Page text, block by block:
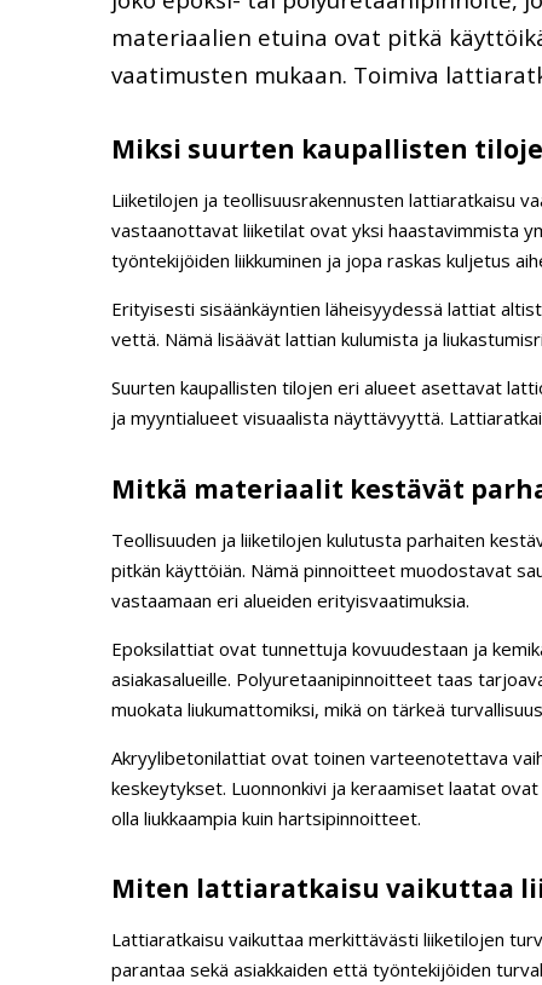
materiaalien etuina ovat pitkä
vaatimusten mukaan. Toimiva
Miksi suurten kaupallisten
Liiketilojen ja teollisuusrakennusten lattiaratkaisu
vastaanottavat liiketilat ovat yksi haastavimmista
työntekijöiden liikkuminen ja jopa raskas kuljetus
Erityisesti sisäänkäyntien läheisyydessä lattiat
vettä. Nämä lisäävät lattian kulumista ja
Suurten kaupallisten tilojen eri alueet asettavat
ja myyntialueet visuaalista näyttävyyttä.
Mitkä materiaalit kestävät
Teollisuuden ja liiketilojen kulutusta parhaiten
pitkän käyttöiän. Nämä pinnoitteet muodostavat
vastaamaan eri alueiden erityisvaatimuksia.
Epoksilattiat ovat tunnettuja kovuudestaan ja
asiakasalueille. Polyuretaanipinnoitteet taas
muokata liukumattomiksi, mikä on tärkeä
Akryylibetonilattiat ovat toinen varteenotettava
keskeytykset. Luonnonkivi ja keraamiset laatat
olla liukkaampia kuin hartsipinnoitteet.
Miten lattiaratkaisu vaikuttaa
Lattiaratkaisu vaikuttaa merkittävästi liiketilojen
parantaa sekä asiakkaiden että työntekijöiden